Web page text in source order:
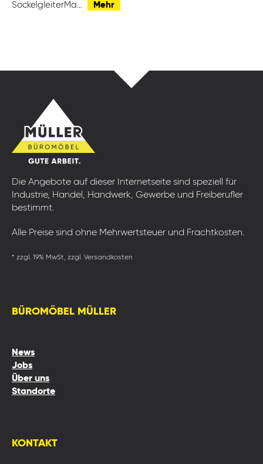
SockelgleiterMa…
Mehr
Die Angebote auf dieser Internetseite sind speziell für
Industrie, Handel, Handwerk, Gewerbe und Freiberufler
bestimmt.
Alle Preise sind ohne Mehrwertsteuer und Frachtkosten.
* zzgl. 19% MwSt, zzgl. Versandkosten
BÜROMÖBEL MÜLLER
News
Jobs
Über uns
Standorte
KONTAKT